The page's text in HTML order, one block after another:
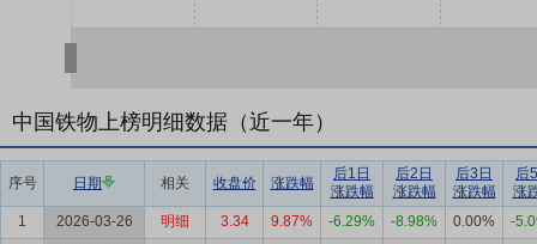
中国铁物上榜明细数据（近一年）
序号 日期 相关 收盘价 涨跌幅
后1日
涨跌幅
后2日
涨跌幅
后3日
涨跌幅
后
涨
1
2026-03-26 明细 3.34 9.87% -6.29% -8.98% 0.00%
-